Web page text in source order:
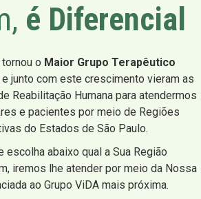
é Diferencial
o Maior Grupo Terapêutico
e junto com este crescimento vieram as
Reabilitação Humana para atendermos
e pacientes por meio de Regiões
do Estados de São Paulo.
escolha abaixo qual a Sua Região
iremos lhe atender por meio da Nossa
ao Grupo ViDA mais próxima.